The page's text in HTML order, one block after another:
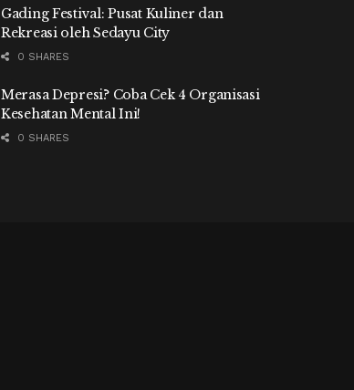
Gading Festival: Pusat Kuliner dan
Rekreasi oleh Sedayu City
0 SHARES
Merasa Depresi? Coba Cek 4 Organisasi
Kesehatan Mental Ini!
0 SHARES